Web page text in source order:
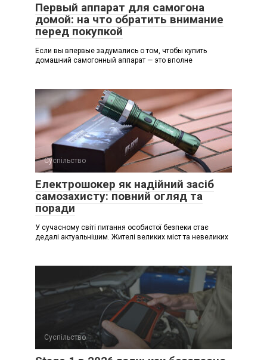
Первый аппарат для самогона
домой: на что обратить внимание
перед покупкой
Если вы впервые задумались о том, чтобы купить
домашний самогонный аппарат — это вполне
Суспільство
Електрошокер як надійний засіб
самозахисту: повний огляд та
поради
У сучасному світі питання особистої безпеки стає
дедалі актуальнішим. Жителі великих міст та невеликих
Суспільство